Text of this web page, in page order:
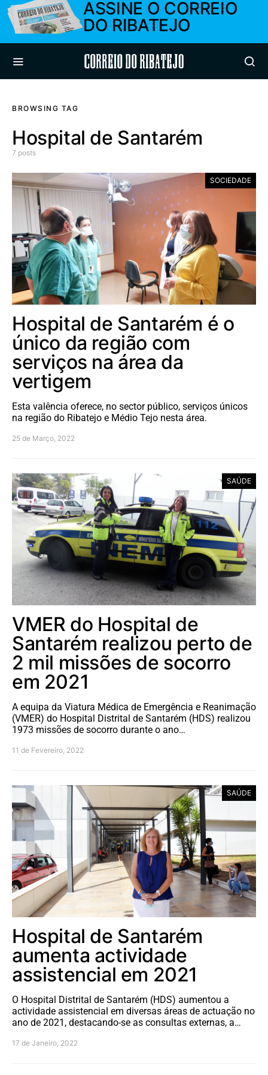
ASSINE O CORREIO
DO RIBATEJO
Correio do Ribatejo
BROWSING TAG
Hospital de Santarém
7 posts
SOCIEDADE
Hospital de Santarém é o
único da região com
serviços na área da
vertigem
Esta valência oferece, no sector público, serviços únicos
na região do Ribatejo e Médio Tejo nesta área.
25 de Março, 2022
SAÚDE
VMER do Hospital de
Santarém realizou perto de
2 mil missões de socorro
em 2021
A equipa da Viatura Médica de Emergência e Reanimação
(VMER) do Hospital Distrital de Santarém (HDS) realizou
1973 missões de socorro durante o ano…
11 de Fevereiro, 2022
SAÚDE
Hospital de Santarém
aumenta actividade
assistencial em 2021
O Hospital Distrital de Santarém (HDS) aumentou a
actividade assistencial em diversas áreas de actuação no
ano de 2021, destacando-se as consultas externas, a…
17 de Janeiro, 2022